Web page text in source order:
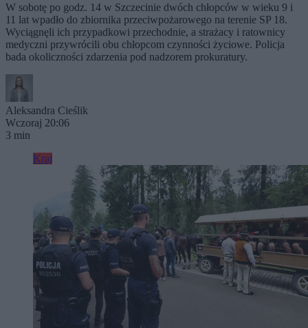
W sobotę po godz. 14 w Szczecinie dwóch chłopców w wieku 9 i
11 lat wpadło do zbiornika przeciwpożarowego na terenie SP 18.
Wyciągnęli ich przypadkowi przechodnie, a strażacy i ratownicy
medyczni przywrócili obu chłopcom czynności życiowe. Policja
bada okoliczności zdarzenia pod nadzorem prokuratury.
Aleksandra Cieślik
Wczoraj 20:06
3 min
Kraj